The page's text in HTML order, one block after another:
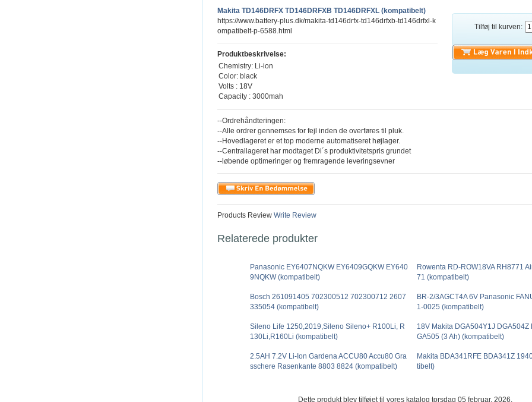
Tilføj til kurven:
Makita TD146DRFX TD146DRFXB TD146DRFXL (kompatibelt)
https://www.battery-plus.dk/makita-td146drfx-td146drfxb-td146drfxl-k
ompatibelt-p-6588.html
Produktbeskrivelse:
Chemistry: Li-ion
Color: black
Volts : 18V
Capacity : 3000mah
--Ordrehåndteringen:
--Alle ordrer gennemses for fejl inden de overføres til pluk.
--Hovedlageret er et top moderne automatiseret højlager.
--Centrallageret har modtaget Di´s produktivitetspris grundet
--løbende optimeringer og fremragende leveringsevner
Products Review Write Review
Relaterede produkter
Panasonic EY6407NQKW EY6409GQKW EY640
9NQKW (kompatibelt)
Rowenta RD-ROW18VA RH8771
71 (kompatibelt)
Bosch 261091405 702300512 702300712 2607
335054 (kompatibelt)
BR-2/3AGCT4A 6V Panasonic
1-0025 (kompatibelt)
Sileno Life 1250,2019,Sileno Sileno+ R100Li, R
130Li,R160Li (kompatibelt)
18V Makita DGA504Y1J DGA504Z
GA505 (3 Ah) (kompatibelt)
2.5AH 7.2V Li-Ion Gardena ACCU80 Accu80 Gra
sschere Rasenkante 8803 8824 (kompatibelt)
Makita BDA341RFE BDA341Z
tibelt)
Dette produkt blev tilføjet til vores katalog torsdag 05 februar, 2026.